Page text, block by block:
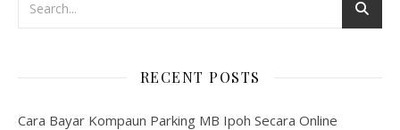
RECENT POSTS
Cara Bayar Kompaun Parking MB Ipoh Secara Online